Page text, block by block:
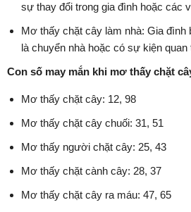
sự thay đổi trong gia đình hoặc các
Mơ thấy chặt cây làm nhà: Gia đình
là chuyển nhà hoặc có sự kiện quan
Con số may mắn khi mơ thấy chặt
Mơ thấy chặt cây: 12, 98
Mơ thấy chặt cây chuối: 31, 51
Mơ thấy người chặt cây: 25, 43
Mơ thấy chặt cành cây: 28, 37
Mơ thấy chặt cây ra máu: 47, 65